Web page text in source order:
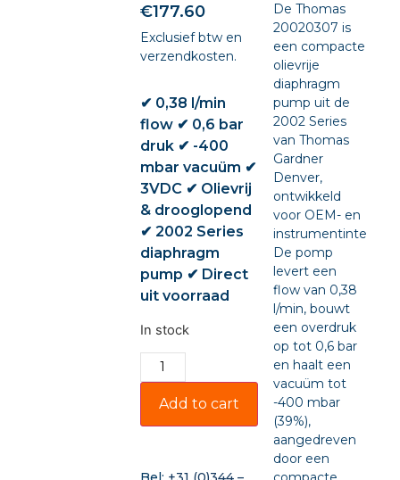
€177.60
Exclusief btw en
verzendkosten.
✔ 0,38 l/min
flow ✔ 0,6 bar
druk ✔ -400
mbar vacuüm ✔
3VDC ✔ Olievrij
& drooglopend
✔ 2002 Series
diaphragm
pump ✔ Direct
uit voorraad
In stock
Add to cart
De Thomas
20020307 is
een compacte
olievrije
diaphragm
pump uit de
2002 Series
van Thomas
Gardner
Denver,
ontwikkeld
voor OEM- en
De pomp
levert een
flow van 0,38
l/min, bouwt
een overdruk
op tot 0,6 bar
en haalt een
vacuüm tot
-400 mbar
(39%),
aangedreven
door een